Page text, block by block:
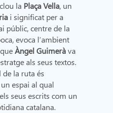
la Plaça Vella, un
i significat per a
públic, centre de la
evoca l’ambient
queÀngel Guimeràva
als seus textos.
la ruta és
un espai al qual
seus escrits com un
catalana.